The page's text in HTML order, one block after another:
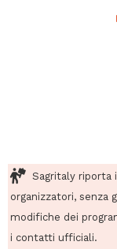
Sagritaly riporta
organizzatori, senza
modifiche dei
i contatti ufficiali.